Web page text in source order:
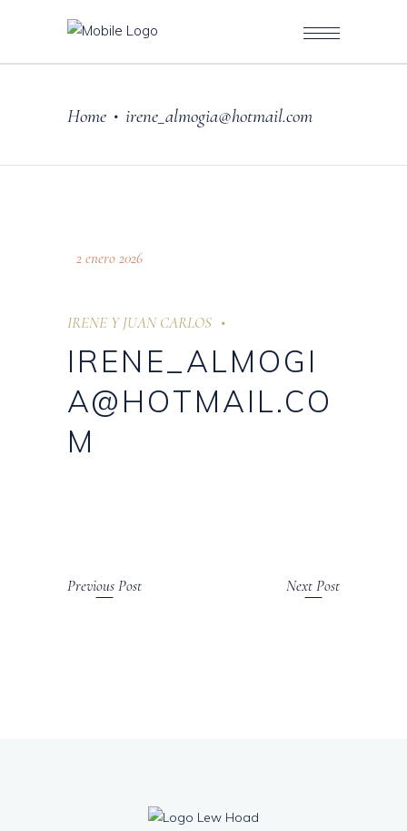
Home • irene_almogia@hotmail.com
2 enero 2026
IRENE Y JUAN CARLOS
IRENE_ALMOGI
A@HOTMAIL.CO
M
Previous Post Next Post